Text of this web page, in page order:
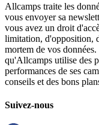
Allcamps traite les
vous envoyer sa
vous avez un droit
limitation, d'opposition,
mortem de vos
qu'Allcamps utilise des
performances de ses
conseils et des bons
Suivez-nous